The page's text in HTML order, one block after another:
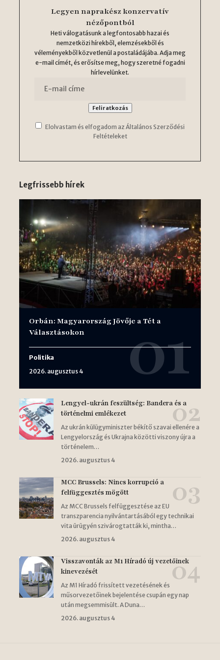
Legyen naprakész konzervatív
nézőpontból
Heti válogatásunk a legfontosabb hazai és
nemzetközi hírekből, elemzésekből és
véleményekből közvetlenül a postaládájába. Adja meg
e-mail címét, és erősítse meg, hogy szeretné fogadni
hírlevelünket.
Elolvastam és elfogadom az Általános Szerződési
Feltételeket
Legfrissebb hírek
Orbán: Magyarország Jövője a Tét a
Választásokon
Politika
2026. augusztus 4
Lengyel-ukrán feszültség: Bandera és a
történelmi emlékezet
Az ukrán külügyminiszter békítő szavai ellenére a
Lengyelország és Ukrajna közötti viszony újra a
történelem…
2026. augusztus 4
MCC Brussels: Nincs korrupció a
felfüggesztés mögött
Az MCC Brussels felfüggesztése az EU
transzparencia nyilvántartásából egy technikai
vita ürügyén szivárogtatták ki, mintha…
2026. augusztus 4
Visszavonták az M1 Híradó új vezetőinek
kinevezését
Az M1 Híradó frissített vezetésének és
műsorvezetőinek bejelentése csupán egy nap
után megsemmisült. A Duna…
2026. augusztus 4